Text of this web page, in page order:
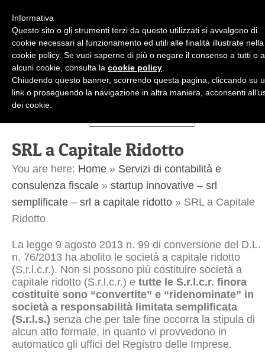
+39.02.36.50.45.99
studioiberati@studioiberati.it
IT
SRL a Capitale Ridotto
You are here: Home » Servizi di contabilità e
consulenza fiscale » startup innovative – srl
semplificate – srl a capitale ridotto » SRL a Capitale
Ridotto
La legge 9 agosto 2013 n. 99 di conversione del D.L.
n. 76/2013 ha abolito le società a capitale ridotto
(S.r.l.c.r.). Non si possono più costituire società a
capitale ridotto (S.r.l.c.r.) e tutte le S.r.l.c.r. finora
costituite sono “convertite” e “ridenominate” in
società a responsabilità limitata semplificata
(S.r.l.s.) senza che per tale fine occorra la stipula di
alcun atto formale, in quanto vi provvedono in
automatico gli uffici del Registro delle Imprese.
Informativa
Questo sito o gli strumenti terzi da questo utilizzati si avvalgono di
cookie necessari al funzionamento ed utili alle finalità illustrate nella
cookie policy. Se vuoi saperne di più o negare il consenso a tutti o
alcuni cookie, consulta la cookie policy
Chiudendo questo banner, scorrendo questa pagina, cliccando su
link o proseguendo la navigazione in altra maniera, acconsenti
dei cookie.